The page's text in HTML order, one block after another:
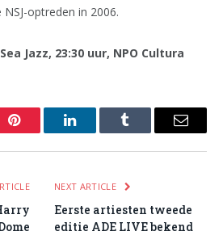
optreden in 2006.
Jazz, 23:30 uur, NPO Cultura
Pinterest LinkedInTumblr Email
NEXT ARTICLE
Eerste artiesten tweede
editie ADE LIVE bekend